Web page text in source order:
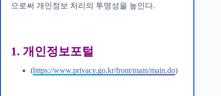
으로써 개인정보 처리의 투명성을 높인다.
1. 개인정보포털
(https://www.privacy.go.kr/front/main/main.do)